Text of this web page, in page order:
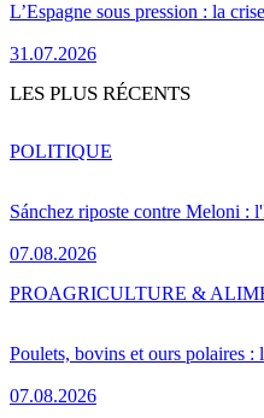
L’Espagne sous pression : la
31.07.2026
LES PLUS RÉCENTS
Sánchez riposte contre Meloni :
07.08.2026
POLITIQUE
Poulets, bovins et ours polaires :
07.08.2026
PROAGRICULTURE &